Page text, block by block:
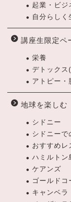
起業・ビジ
自分らしく
講座生限定ペ
栄養
デトックス
アトピー・
地球を楽しむ
シドニー
シドニーで
おすすめレ
ハミルトン
ケアンズ
ゴールドコ
キャンベラ